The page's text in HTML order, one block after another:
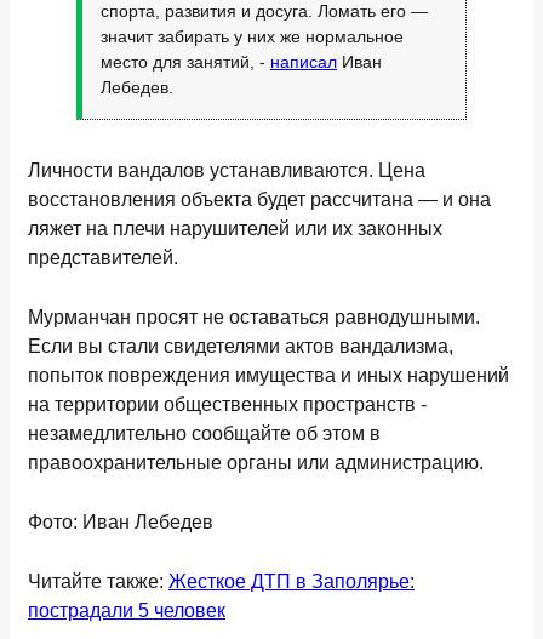
спорта, развития и досуга. Ломать его —
значит забирать у них же нормальное
место для занятий, - написал Иван
Лебедев.
Личности вандалов устанавливаются. Цена
восстановления объекта будет рассчитана — и она
ляжет на плечи нарушителей или их законных
представителей.
Мурманчан просят не оставаться равнодушными.
Если вы стали свидетелями актов вандализма,
попыток повреждения имущества и иных нарушений
на территории общественных пространств -
незамедлительно сообщайте об этом в
правоохранительные органы или администрацию.
Фото: Иван Лебедев
Читайте также: Жесткое ДТП в Заполярье:
пострадали 5 человек